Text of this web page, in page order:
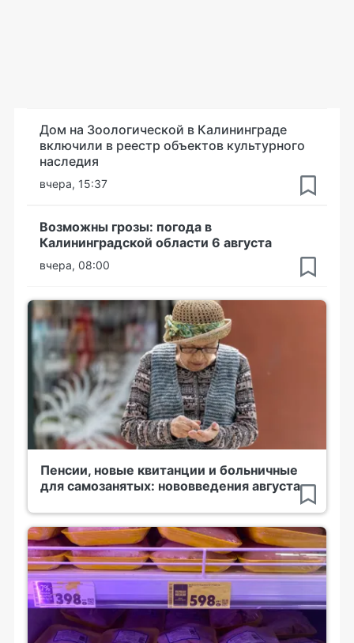
Дом на Зоологической в Калининграде
включили в реестр объектов культурного
наследия
вчера, 15:37
Возможны грозы: погода в
Калининградской области 6 августа
вчера, 08:00
Пенсии, новые квитанции и больничные
для самозанятых: нововведения августа